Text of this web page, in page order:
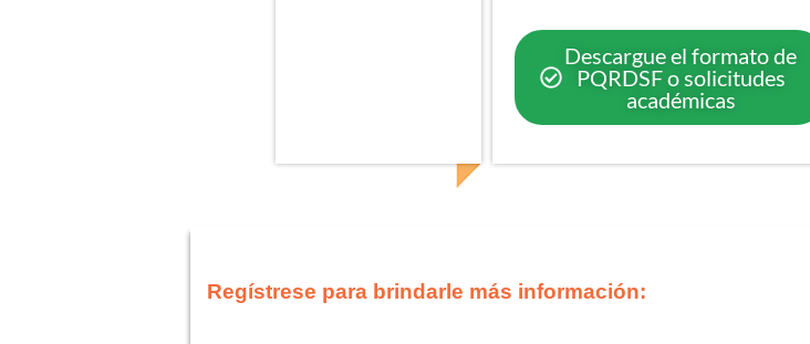
Descargue el formato de
PQRDSF o solicitudes
académicas
Regístrese para brindarle más información: